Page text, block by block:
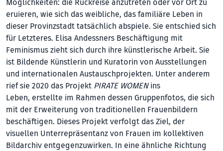
Möglichkeiten: die Rückreise anzutreten oder vor Ort zu
eruieren, wie sich das weibliche, das familiäre Leben in
dieser Provinzstadt tatsächlich abspiele. Sie entschied sich
für Letzteres. Elisa Andessners Beschäftigung mit
Feminismus zieht sich durch ihre künstlerische Arbeit. Sie
ist Bildende Künstlerin und Kuratorin von Ausstellungen
und internationalen Austauschprojekten. Unter anderem
rief sie 2020 das Projekt PIRATE WOMENins
Leben, erstellte im Rahmen dessen Gruppenfotos, die sich
mit der Erweiterung von traditionellen Frauenbildern
beschäftigen. Dieses Projekt verfolgt das Ziel, der
visuellen Unterrepräsentanz von Frauen im kollektiven
Bildarchiv entgegenzuwirken. In eine ähnliche Richtung